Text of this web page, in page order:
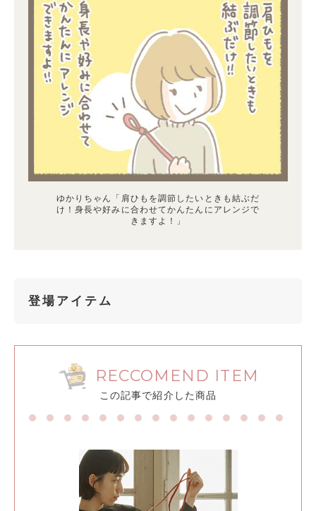
ゆかりちゃん「肩ひもを調節したいときも結ぶだ
け！身長や好みに合わせてかんたんにアレンジで
きますよ！」
登場アイテム
RECCOMEND ITEM
この記事で紹介した商品